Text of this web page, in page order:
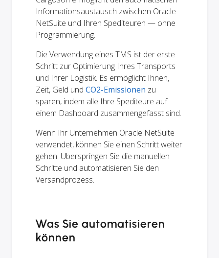
Informationsaustausch zwischen Oracle
NetSuite und Ihren Spediteuren — ohne
Programmierung.
Die Verwendung eines TMS ist der erste
Schritt zur Optimierung Ihres Transports
und Ihrer Logistik. Es ermöglicht Ihnen,
Zeit, Geld und CO2-Emissionen zu
sparen, indem alle Ihre Spediteure auf
einem Dashboard zusammengefasst sind.
Wenn Ihr Unternehmen Oracle NetSuite
verwendet, können Sie einen Schritt weiter
gehen: Überspringen Sie die manuellen
Schritte und automatisieren Sie den
Versandprozess.
Was Sie automatisieren
können